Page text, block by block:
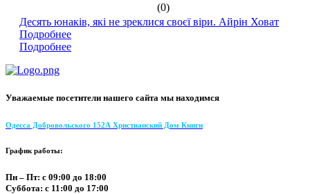
(0)
Десять юнаків, які не зреклися своєї віри. Айрін Ховат
Подробнее
Подробнее
Уважаемые посетители нашего сайта мы находимся
Одесса Добровольского 152А Христианский Дом Книги
График работы:
Пн – Пт: с 09:00 до 18:00
Суббота: с 11:00 до 17:00